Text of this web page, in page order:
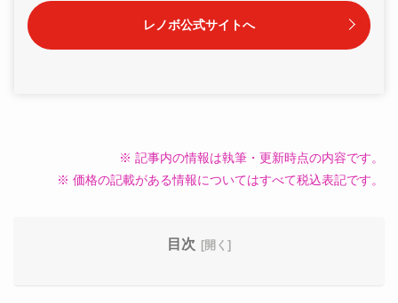
レノボ公式サイトへ
※ 記事内の情報は執筆・更新時点の内容です。
※ 価格の記載がある情報についてはすべて税込表記です。
目次